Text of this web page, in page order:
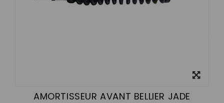
AMORTISSEUR AVANT BELLIER JADE